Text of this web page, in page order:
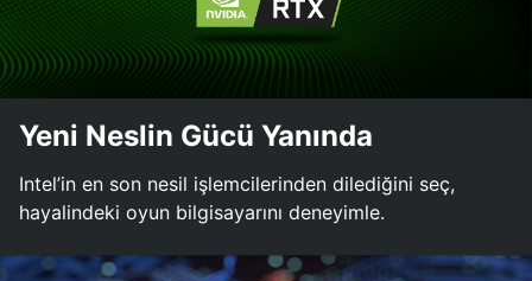
Yeni Neslin Gücü Yanında
Intel’in en son nesil işlemcilerinden dilediğini seç,
hayalindeki oyun bilgisayarını deneyimle.